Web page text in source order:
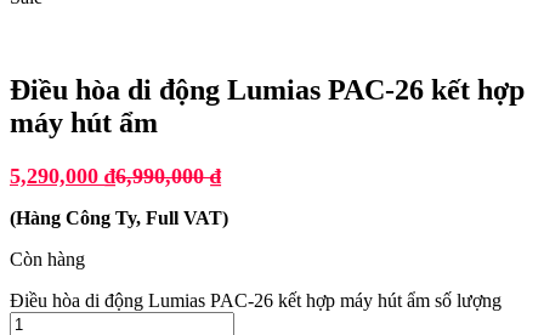
Điều hòa di động Lumias PAC-26 kết hợp
máy hút ẩm
5,290,000 ₫6,990,000₫
(Hàng Công Ty, Full VAT)
Còn hàng
Điều hòa di động Lumias PAC-26 kết hợp máy hút ẩm số lượng